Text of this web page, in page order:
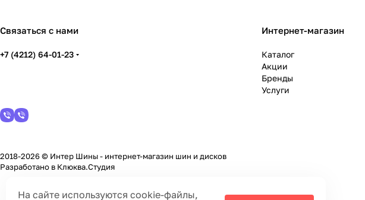
Связаться с нами
+7 (4212) 64-01-23
Интернет-магазин
Каталог
Акции
Бренды
Услуги
2018-2026 © Интер Шины - интернет-магазин шин и дисков
Разработано в Клюква.Студия
На сайте используются cookie-файлы,